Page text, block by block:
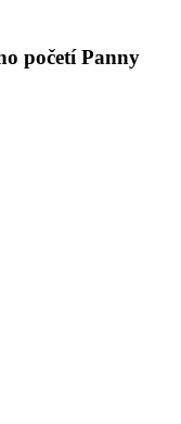
početí Panny